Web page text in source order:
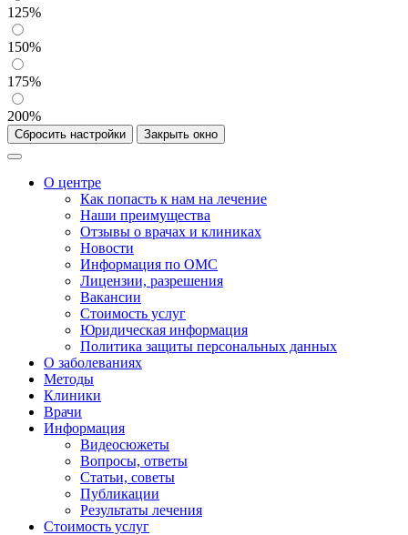
125%
150%
175%
200%
Сбросить настройки Закрыть окно
О центре
Как попасть к нам на лечение
Наши преимущества
Отзывы о врачах и клиниках
Новости
Информация по ОМС
Лицензии, разрешения
Вакансии
Стоимость услуг
Юридическая информация
Политика защиты персональных данных
О заболеваниях
Методы
Клиники
Врачи
Информация
Видеосюжеты
Вопросы, ответы
Статьи, советы
Публикации
Результаты лечения
Стоимость услуг